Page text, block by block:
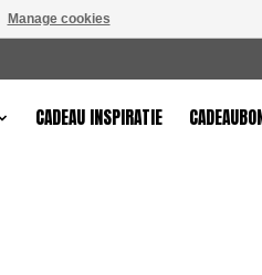
CADEAU INSPIRATIE
Manage cookies